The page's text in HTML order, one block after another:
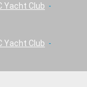
Yacht Club
Yacht Club